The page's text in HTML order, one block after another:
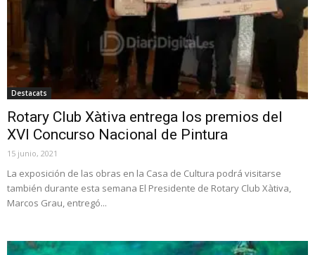
Destacats
Rotary Club Xàtiva entrega los premios del
XVI Concurso Nacional de Pintura
15 junio, 2021
La exposición de las obras en la Casa de Cultura podrá visitarse
también durante esta semana El Presidente de Rotary Club Xàtiva,
Marcos Grau, entregó...